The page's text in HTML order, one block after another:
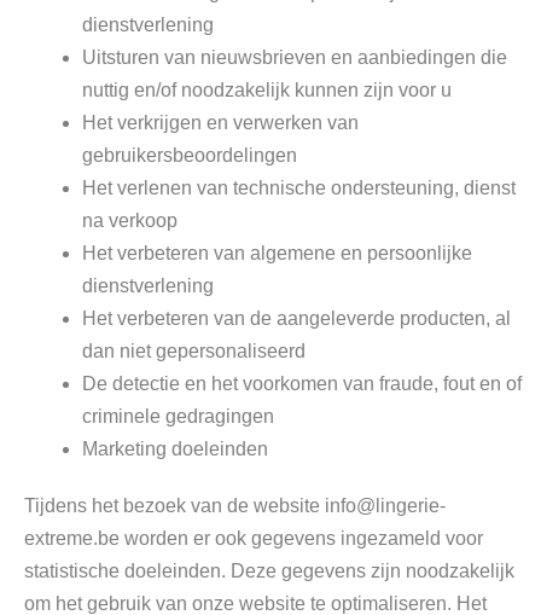
dienstverlening
Uitsturen van nieuwsbrieven en aanbiedingen die
nuttig en/of noodzakelijk kunnen zijn voor u
Het verkrijgen en verwerken van
gebruikersbeoordelingen
Het verlenen van technische ondersteuning, dienst
na verkoop
Het verbeteren van algemene en persoonlijke
dienstverlening
Het verbeteren van de aangeleverde producten, al
dan niet gepersonaliseerd
De detectie en het voorkomen van fraude, fout en of
criminele gedragingen
Marketing doeleinden
Tijdens het bezoek van de website info@lingerie-
extreme.be worden er ook gegevens ingezameld voor
statistische doeleinden. Deze gegevens zijn noodzakelijk
om het gebruik van onze website te optimaliseren. Het